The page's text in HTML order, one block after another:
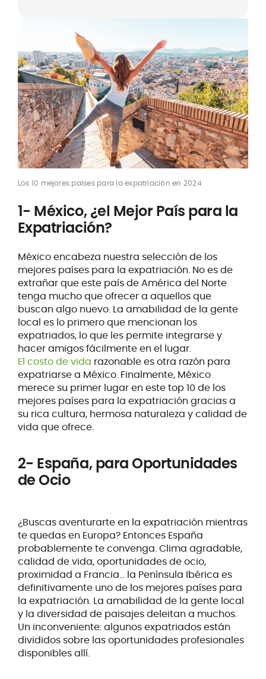
Los 10 mejores países para la expatriación en 2024
1- México, ¿el Mejor País para la
Expatriación?
México encabeza nuestra selección de los
mejores países para la expatriación. No es de
extrañar que este país de América del Norte
tenga mucho que ofrecer a aquellos que
buscan algo nuevo. La amabilidad de la gente
local es lo primero que mencionan los
expatriados, lo que les permite integrarse y
hacer amigos fácilmente en el lugar.
El costo de vida razonable es otra razón para
expatriarse a México. Finalmente, México
merece su primer lugar en este top 10 de los
mejores países para la expatriación gracias a
su rica cultura, hermosa naturaleza y calidad de
vida que ofrece.
2- España, para Oportunidades
de Ocio
¿Buscas aventurarte en la expatriación mientras
te quedas en Europa? Entonces España
probablemente te convenga. Clima agradable,
calidad de vida, oportunidades de ocio,
proximidad a Francia... la Península Ibérica es
definitivamente uno de los mejores países para
la expatriación. La amabilidad de la gente local
y la diversidad de paisajes deleitan a muchos.
Un inconveniente: algunos expatriados están
divididos sobre las oportunidades profesionales
disponibles allí.